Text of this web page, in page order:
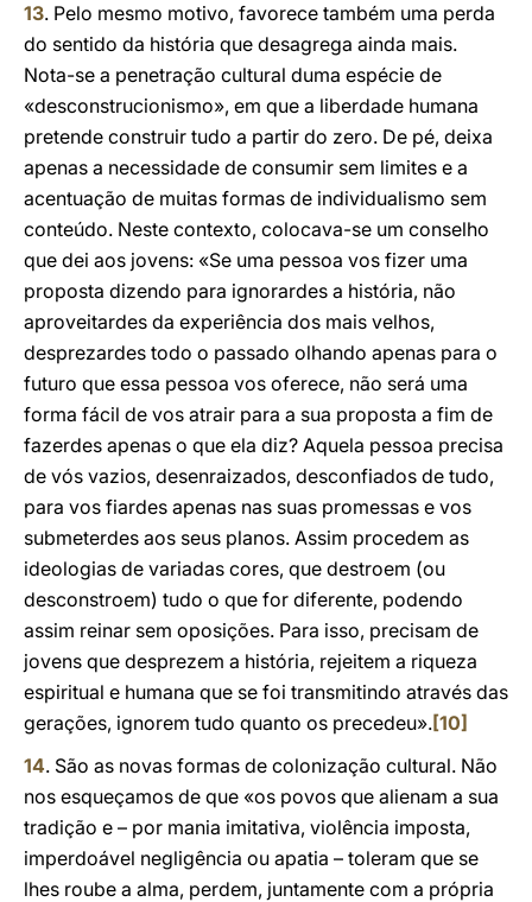
13. Pelo mesmo motivo, favorece também uma perda
do sentido da história que desagrega ainda mais.
Nota-se a penetração cultural duma espécie de
«desconstrucionismo», em que a liberdade humana
pretende construir tudo a partir do zero. De pé, deixa
apenas a necessidade de consumir sem limites e a
acentuação de muitas formas de individualismo sem
conteúdo. Neste contexto, colocava-se um conselho
que dei aos jovens: «Se uma pessoa vos fizer uma
proposta dizendo para ignorardes a história, não
aproveitardes da experiência dos mais velhos,
desprezardes todo o passado olhando apenas para o
futuro que essa pessoa vos oferece, não será uma
forma fácil de vos atrair para a sua proposta a fim de
fazerdes apenas o que ela diz? Aquela pessoa precisa
de vós vazios, desenraizados, desconfiados de tudo,
para vos fiardes apenas nas suas promessas e vos
submeterdes aos seus planos. Assim procedem as
ideologias de variadas cores, que destroem (ou
desconstroem) tudo o que for diferente, podendo
assim reinar sem oposições. Para isso, precisam de
jovens que desprezem a história, rejeitem a riqueza
espiritual e humana que se foi transmitindo através das
gerações, ignorem tudo quanto os precedeu».[10]
14. São as novas formas de colonização cultural. Não
nos esqueçamos de que «os povos que alienam a sua
tradição e – por mania imitativa, violência imposta,
imperdoável negligência ou apatia – toleram que se
lhes roube a alma, perdem, juntamente com a própria